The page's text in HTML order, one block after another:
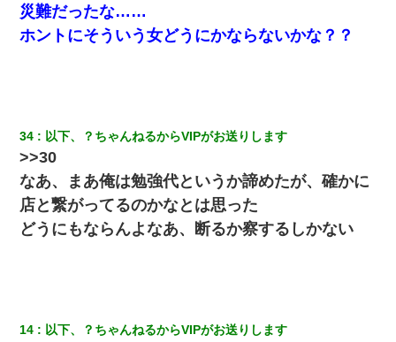
嫁「本当に身に覚えがない」「なにかの間違いだ！取り違え
だ！」→ 嫁「あっ」
災難だったな……
ホントにそういう女どうにかならないかな？？
34 以下、？ちゃんねるからVIPがお送りします
>>30
なあ、まあ俺は勉強代というか諦めたが、確かに
店と繋がってるのかなとは思った
どうにもならんよなあ、断るか察するしかない
14 以下、？ちゃんねるからVIPがお送りします